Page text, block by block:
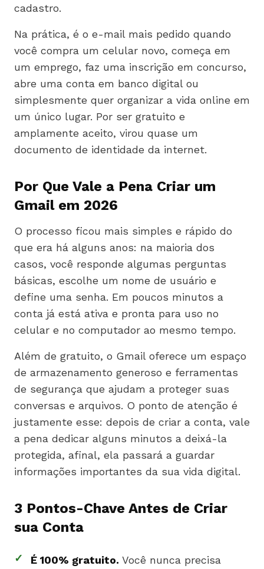
cadastro.
Na prática, é o e-mail mais pedido quando
você compra um celular novo, começa em
um emprego, faz uma inscrição em concurso,
abre uma conta em banco digital ou
simplesmente quer organizar a vida online em
um único lugar. Por ser gratuito e
amplamente aceito, virou quase um
documento de identidade da internet.
Por Que Vale a Pena Criar um
Gmail em 2026
O processo ficou mais simples e rápido do
que era há alguns anos: na maioria dos
casos, você responde algumas perguntas
básicas, escolhe um nome de usuário e
define uma senha. Em poucos minutos a
conta já está ativa e pronta para uso no
celular e no computador ao mesmo tempo.
Além de gratuito, o Gmail oferece um espaço
de armazenamento generoso e ferramentas
de segurança que ajudam a proteger suas
conversas e arquivos. O ponto de atenção é
justamente esse: depois de criar a conta, vale
a pena dedicar alguns minutos a deixá-la
protegida, afinal, ela passará a guardar
informações importantes da sua vida digital.
3 Pontos-Chave Antes de Criar
sua Conta
✓ É 100% gratuito. Você nunca precisa